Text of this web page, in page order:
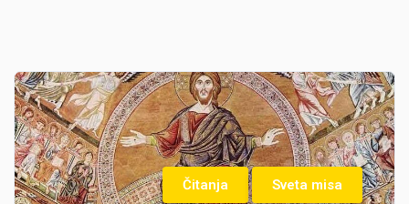
Čitanja Sveta misa